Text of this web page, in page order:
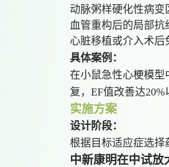
动脉粥样硬化性病变
血管重构后的局部抗
心脏移植或介入术后
具体案例：
在小鼠急性心梗模型
复，EF值改善达20%
实施方案
设计阶段：
根据目标适应症选择
中新康明在中试